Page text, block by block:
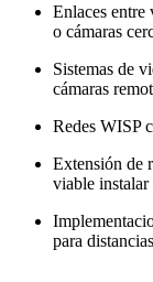
Enlaces entre
o cámaras
Sistemas de
cámaras
Redes WISP
Extensión de
viable instalar
para